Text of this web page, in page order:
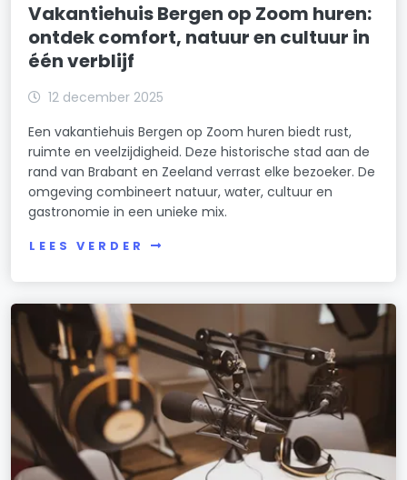
Vakantiehuis Bergen op Zoom huren:
ontdek comfort, natuur en cultuur in
één verblijf
12 december 2025
Een vakantiehuis Bergen op Zoom huren biedt rust,
ruimte en veelzijdigheid. Deze historische stad aan de
rand van Brabant en Zeeland verrast elke bezoeker. De
omgeving combineert natuur, water, cultuur en
gastronomie in een unieke mix.
LEES VERDER